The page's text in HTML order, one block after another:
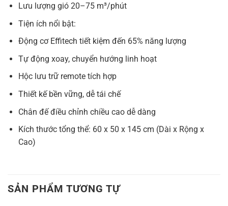
Lưu lượng gió 20–75 m³/phút
Tiện ích nổi bật:
Động cơ Effitech tiết kiệm đến 65% năng lượng
Tự động xoay, chuyển hướng linh hoạt
Hộc lưu trữ remote tích hợp
Thiết kế bền vững, dễ tái chế
Chân đế điều chỉnh chiều cao dễ dàng
Kích thước tổng thể: 60 x 50 x 145 cm (Dài x Rộng x
Cao)
SẢN PHẨM TƯƠNG TỰ